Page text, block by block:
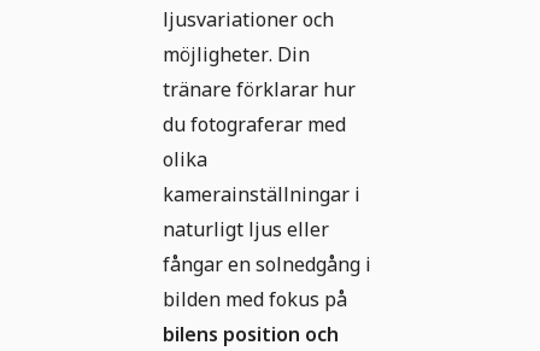
ljusvariationer och
möjligheter. Din
tränare förklarar hur
du fotograferar med
olika
kamerainställningar i
naturligt ljus eller
fångar en solnedgång i
bilden med fokus på
bilens position och